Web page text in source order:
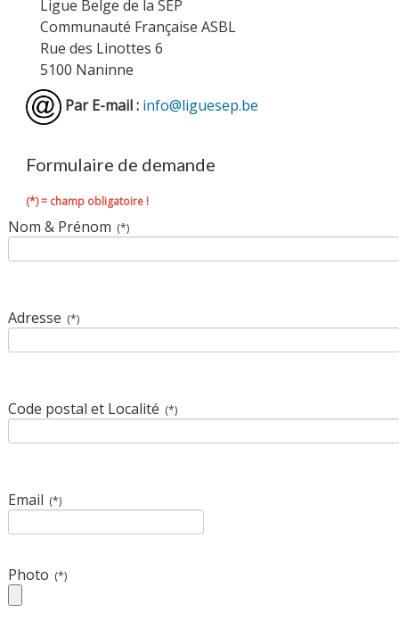
Ligue Belge de la SEP
Communauté Française ASBL
Rue des Linottes 6
5100 Naninne
Par E-mail : info@liguesep.be
Formulaire de demande
(*) = champ obligatoire !
Nom & Prénom (*)
Adresse (*)
Code postal et Localité (*)
Email (*)
Photo (*)